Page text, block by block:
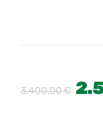
3.400,00€